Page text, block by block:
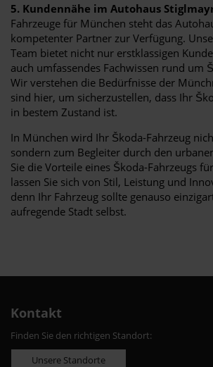
5. Kundennähe im Autohaus
Fahrzeuge für München steht das
kompetenter Partner zur Verfügung.
Team bietet nicht nur erstklassigen
auch umfassendes Fachwissen rund um
Wir verstehen die Bedürfnisse der
sind hier, um sicherzustellen, dass Ihr
in bestem Zustand ist.
In München wird Ihr Škoda-Fahrzeug
sondern zum Begleiter durch den
Sie die Vorteile eines Škoda-Fahrzeugs
lassen Sie sich von Stil, Leistung und
denn Ihr Fahrzeug sollte genauso
aufregende Stadt selbst.
Kontakt
Finden Sie den richtigen Standort:
Unsere Standorte